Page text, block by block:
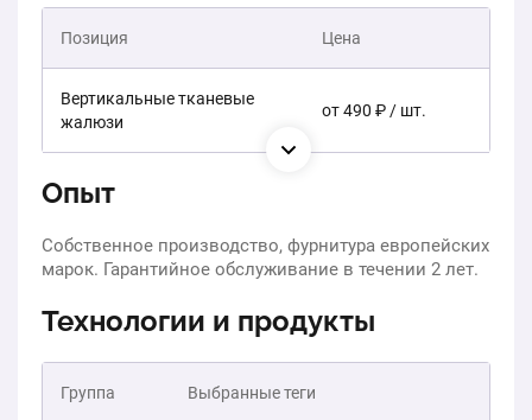
Позиция Цена
Вертикальные тканевые
жалюзи
от 490 ₽ / шт.
Опыт
Собственное производство, фурнитура европейских
марок. Гарантийное обслуживание в течении 2 лет.
Технологии и продукты
Группа Выбранные теги